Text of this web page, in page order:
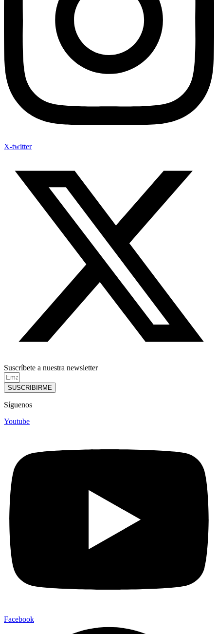
X-twitter
Suscríbete a nuestra newsletter
SUSCRIBIRME
Síguenos
Youtube
Facebook